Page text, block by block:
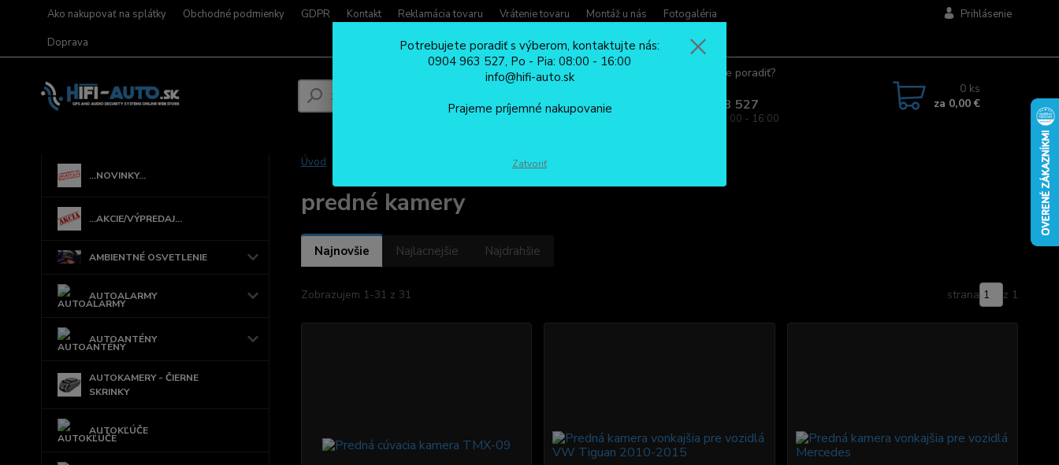
Ako nakupovať na splátky Obchodné podmienky GDPR Kontakt Reklamácia tovaru Vrátenie tovaru Montáž u nás
Fotogaléria
Doprava
Prihlásenie
Potrebujete poradiť?
0904 963 527
Po - Pia: 08:00 - 16:00
0 ks
za 0,00 €
...NOVINKY...
...AKCIE/VÝPREDAJ...
AMBIENTNÉ OSVETLENIE
AUTOALARMY
AUTOANTÉNY
AUTOKAMERY - ČIERNE
SKRINKY
AUTOKĽÚČE
Úvod predné kamery
predné kamery
Najnovšie Najlacnejšie Najdrahšie
Zobrazujem 1-31 z 31 strana z 1
Potrebujete poradiť s výberom, kontaktujte nás:
0904 963 527, Po - Pia: 08:00 - 16:00
info@hifi-auto.sk
Prajeme príjemné nakupovanie
Zatvoriť